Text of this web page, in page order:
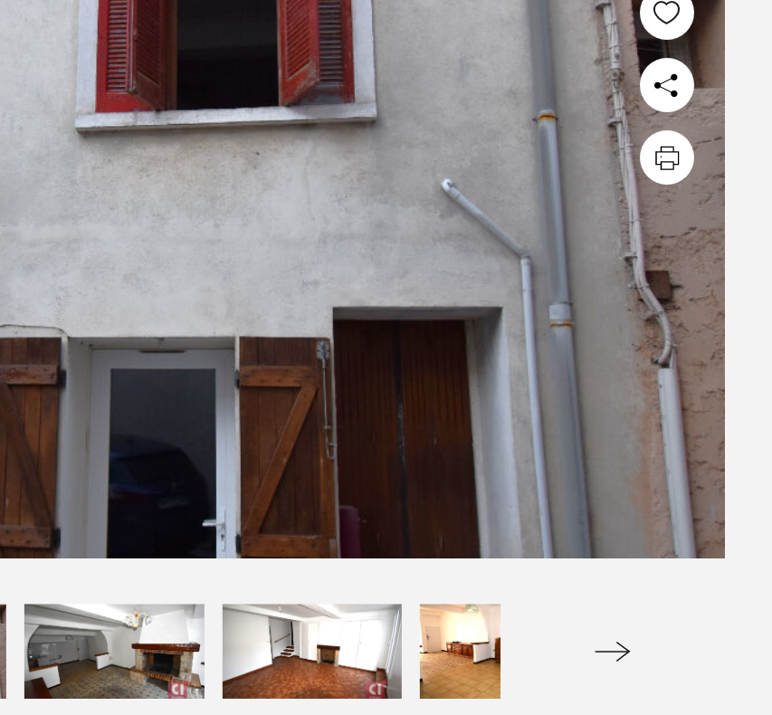
Louer un appartement
Louer une maison
Louer un parking
Louer un commerce
Louer des bureaux